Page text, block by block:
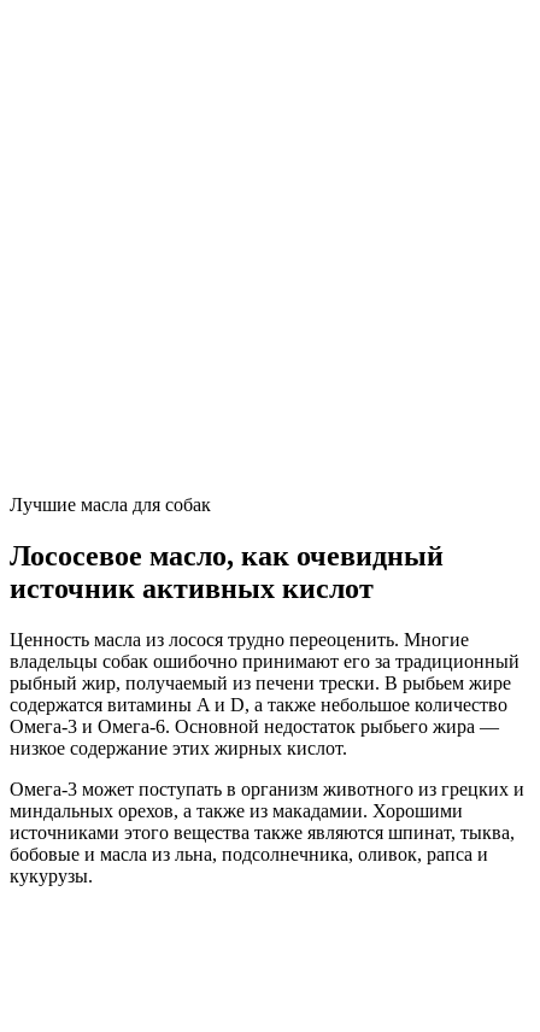
Лучшие масла для собак
Лососевое масло, как очевидный
источник активных кислот
Ценность масла из лосося трудно переоценить. Многие
владельцы собак ошибочно принимают его за традиционный
рыбный жир, получаемый из печени трески. В рыбьем жире
содержатся витамины A и D, а также небольшое количество
Омега-3 и Омега-6. Основной недостаток рыбьего жира —
низкое содержание этих жирных кислот.
Омега-3 может поступать в организм животного из грецких и
миндальных орехов, а также из макадамии. Хорошими
источниками этого вещества также являются шпинат, тыква,
бобовые и масла из льна, подсолнечника, оливок, рапса и
кукурузы.